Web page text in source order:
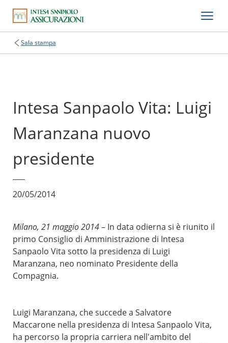
Sala stampa
Intesa Sanpaolo Vita: Luigi
Maranzana nuovo
presidente
20/05/2014
Milano, 21 maggio 2014– In data odierna si è riunito il
primo Consiglio di Amministrazione di Intesa
Sanpaolo Vita sotto la presidenza di Luigi
Maranzana, neo nominato Presidente della
Compagnia.
Luigi Maranzana, che succede a Salvatore
Maccarone nella presidenza di Intesa Sanpaolo Vita,
ha percorso la propria carriera nell'ambito del